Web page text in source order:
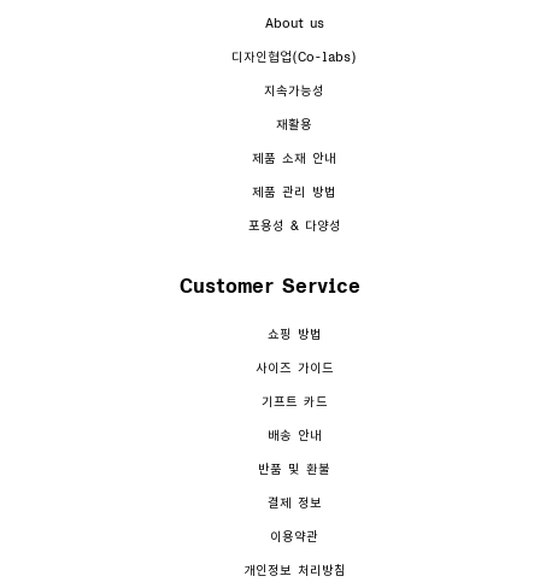
About us
디자인협업(Co-labs)
지속가능성
재활용
제품 소재 안내
제품 관리 방법
포용성 & 다양성
Customer Service
쇼핑 방법
사이즈 가이드
기프트 카드
배송 안내
반품 및 환불
결제 정보
이용약관
개인정보 처리방침